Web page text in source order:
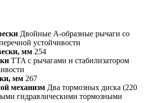
Двойные А-образные рычаги со
устойчивости
мм 254
TTA с рычагами и стабилизатором
мм 267
механизм Два тормозных диска (220
гидравлическими тормозными